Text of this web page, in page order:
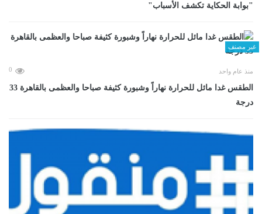
"بوابة الحكاية تكشف الأسباب"
غير مصنف
منذ عام واحد 0
الطقس غدا مائل للحرارة نهاراً وشبورة كثيفة صباحا والعظمى بالقاهرة 33
درجة